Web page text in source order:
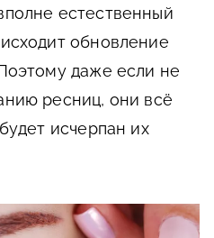
естественный
обновление
даже если не
ресниц, они всё
исчерпан их